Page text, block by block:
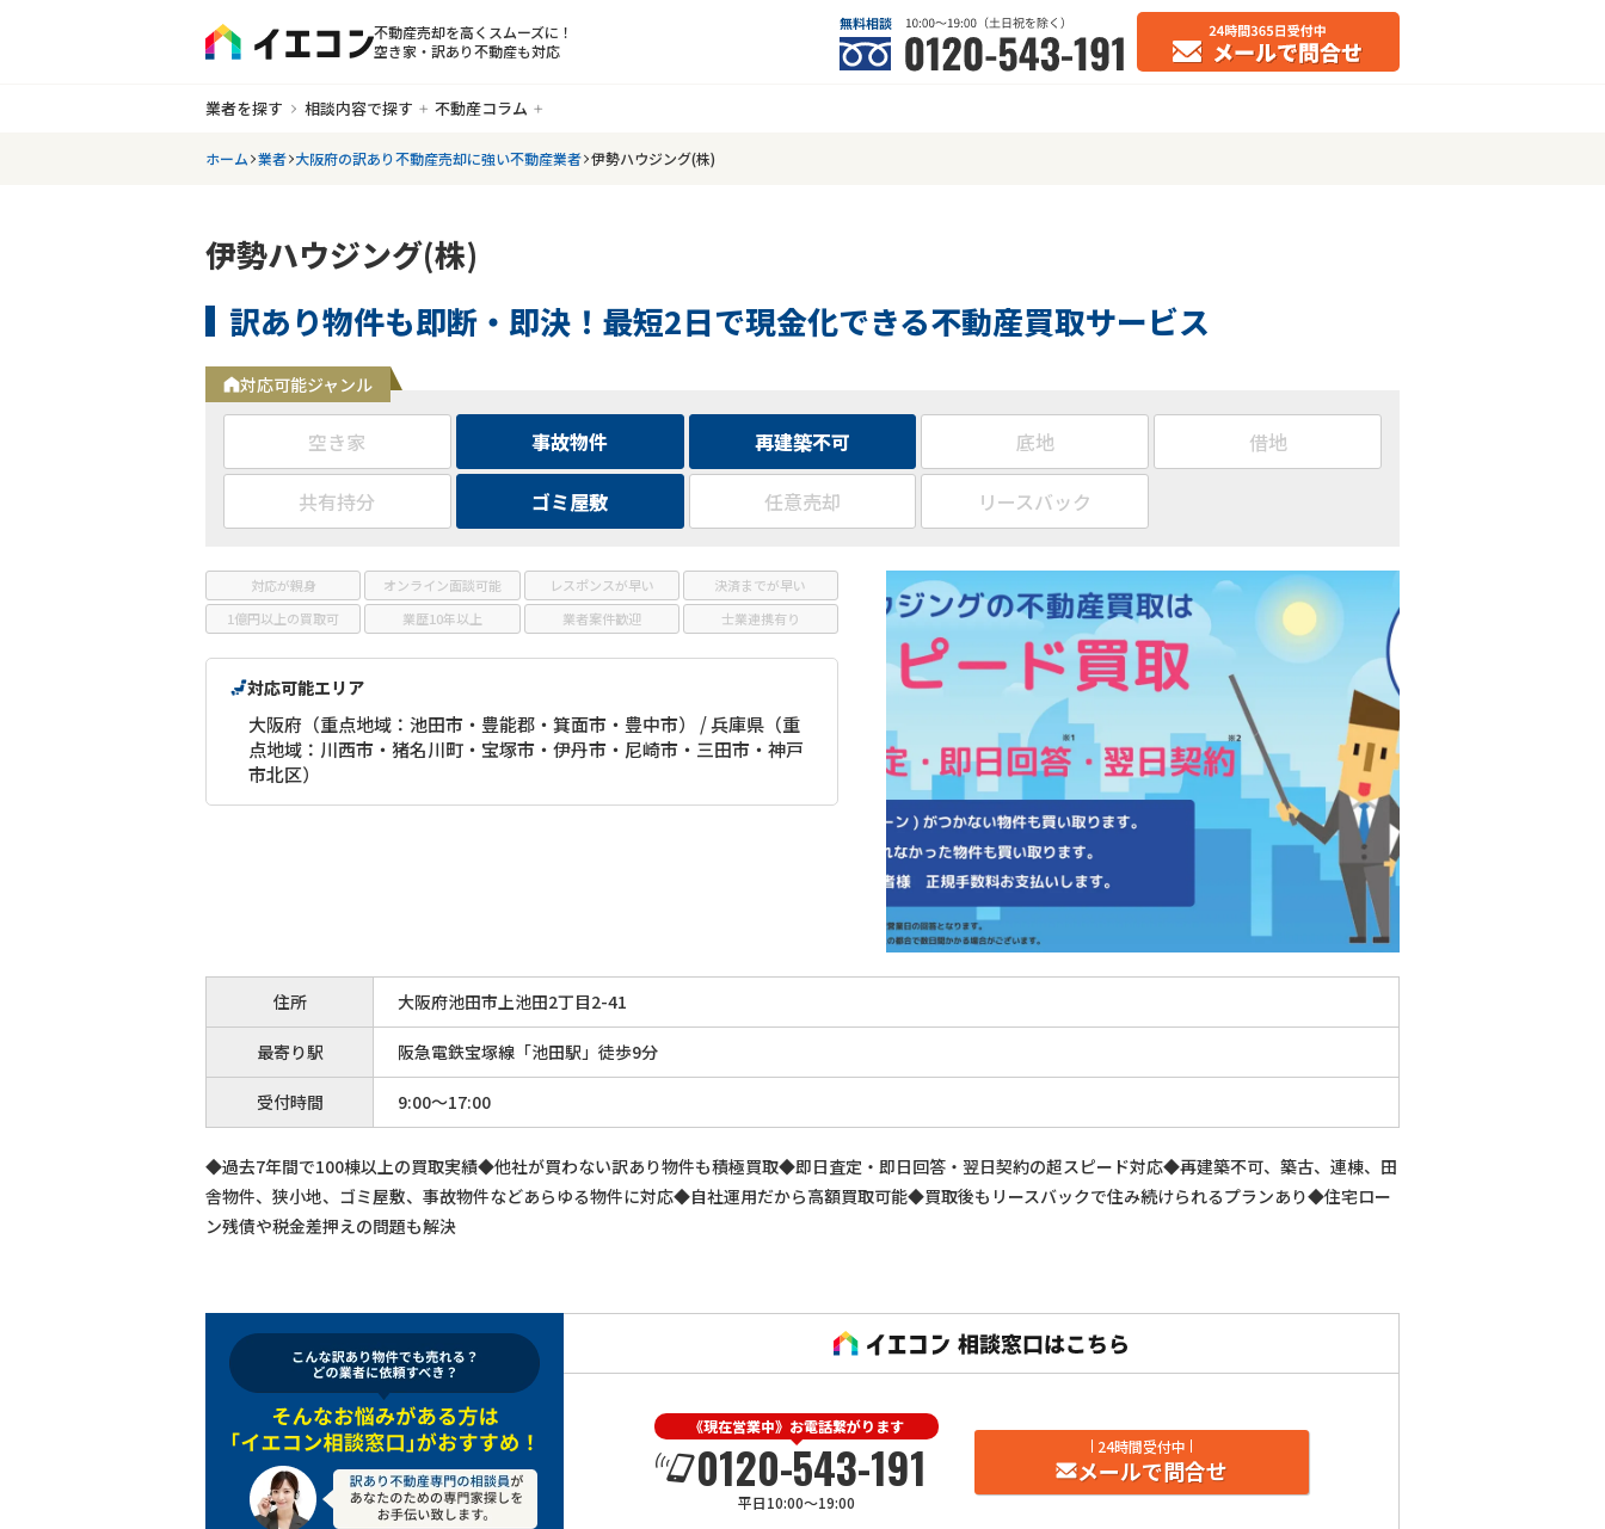
不動産売却を高くスムーズに！
空き家・訳あり不動産も対応
業者を探す 相談内容で探す 不動産コラム
ホーム 業者 大阪府の訳あり不動産売却に強い不動産業者 伊勢ハウジング(株)
伊勢ハウジング(株)
訳あり物件も即断・即決！最短2日で現金化できる不動産買取サービス
対応可能ジャンル
空き家 事故物件 再建築不可 底地 借地
共有持分 ゴミ屋敷 任意売却 リースバック
対応が親身 オンライン面談可能 レスポンスが早い
決済までが早い
1億円以上の買取可
業歴10年以上 業者案件歓迎 士業連携有り
対応可能エリア
大阪府（重点地域：池田市・豊能郡・箕面市・豊中市） / 兵庫県（重
点地域：川西市・猪名川町・宝塚市・伊丹市・尼崎市・三田市・神戸
市北区）
住所 大阪府池田市上池田2丁目2-41
最寄り駅 阪急電鉄宝塚線「池田駅」徒歩9分
受付時間 9:00～17:00
◆過去7年間で100棟以上の買取実績◆他社が買わない訳あり物件も積極買取◆即日査定・即日回答・翌日契約の超スピード対応◆再建築不可、築古、連棟、田
舎物件、狭小地、ゴミ屋敷、事故物件などあらゆる物件に対応◆自社運用だから高額買取可能◆買取後もリースバックで住み続けられるプランあり◆住宅ロー
ン残債や税金差押えの問題も解決
《現在営業中》お電話繋がります
0120-543-191
平日10:00～19:00
24時間受付中
メールで問合せ